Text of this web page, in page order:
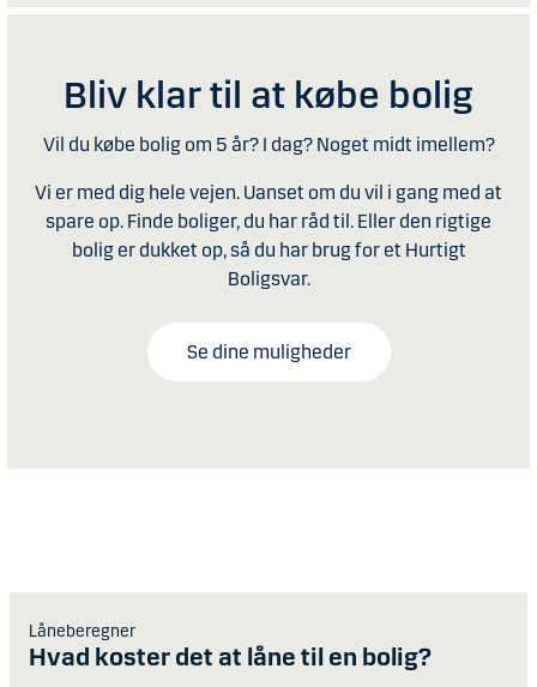
Afdragsfrihed Ja
Læs mere
Bliv klar til at købe bolig
Vil du købe bolig om 5 år? I dag? Noget midt imellem?
Vi er med dig hele vejen. Uanset om du vil i gang med at
spare op. Finde boliger, du har råd til. Eller den rigtige
bolig er dukket op, så du har brug for et Hurtigt
Boligsvar.
Se dine muligheder
Låneberegner
Hvad koster det at låne til en bolig?